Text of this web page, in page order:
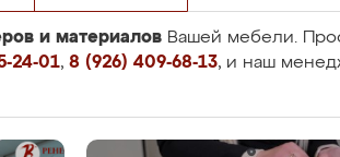
и материалов Вашей мебели.
24-01, 8 (926) 409-68-13, и наш